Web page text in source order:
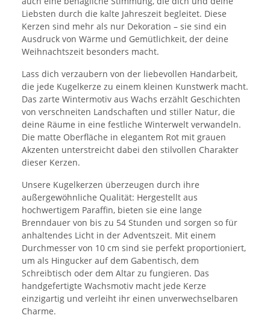
Liebsten durch die kalte Jahreszeit begleitet. Diese
Kerzen sind mehr als nur Dekoration – sie sind ein
Ausdruck von Wärme und Gemütlichkeit, der deine
Weihnachtszeit besonders macht.
Lass dich verzaubern von der liebevollen Handarbeit,
die jede Kugelkerze zu einem kleinen Kunstwerk macht.
Das zarte Wintermotiv aus Wachs erzählt Geschichten
von verschneiten Landschaften und stiller Natur, die
deine Räume in eine festliche Winterwelt verwandeln.
Die matte Oberfläche in elegantem Rot mit grauen
Akzenten unterstreicht dabei den stilvollen Charakter
dieser Kerzen.
Unsere Kugelkerzen überzeugen durch ihre
außergewöhnliche Qualität: Hergestellt aus
hochwertigem Paraffin, bieten sie eine lange
Brenndauer von bis zu 54 Stunden und sorgen so für
anhaltendes Licht in der Adventszeit. Mit einem
Durchmesser von 10 cm sind sie perfekt proportioniert,
um als Hingucker auf dem Gabentisch, dem
Schreibtisch oder dem Altar zu fungieren. Das
handgefertigte Wachsmotiv macht jede Kerze
einzigartig und verleiht ihr einen unverwechselbaren
Charme.